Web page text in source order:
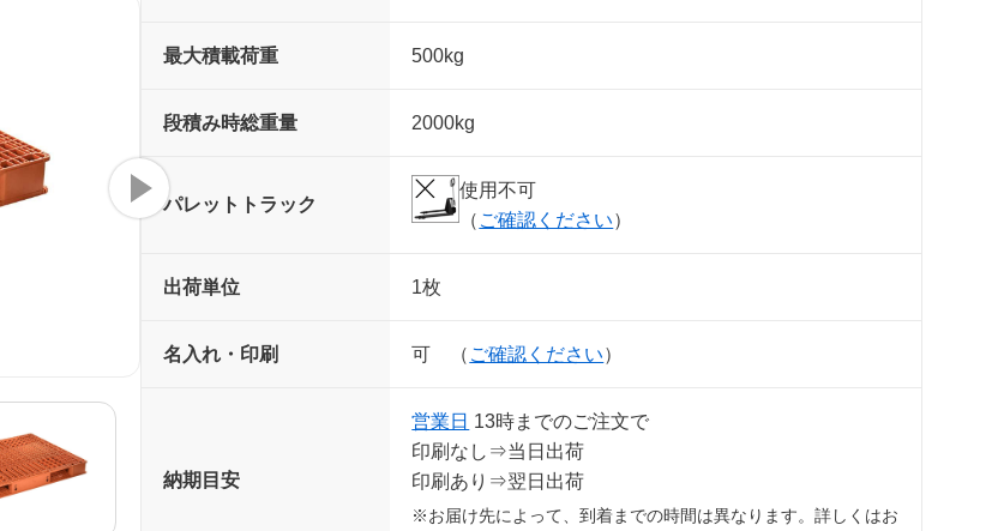
最大積載荷重 500kg
段積み時総重量 2000kg
パレット トラック
使用不可
（ ご確認ください）
出荷単位 1枚
名入れ・印刷 可 （ ご確認ください）
納期目安
営業日 13時までのご注文で
印刷なし⇒当日出荷
印刷あり⇒翌日出荷
※お届け先によって、到着までの時間は異なります。詳しくはお